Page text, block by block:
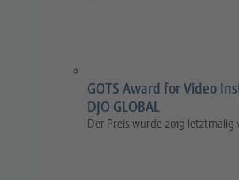
GOTS Award for Video
DJO GLOBAL
Der Preis wurde 2019 letztmalig